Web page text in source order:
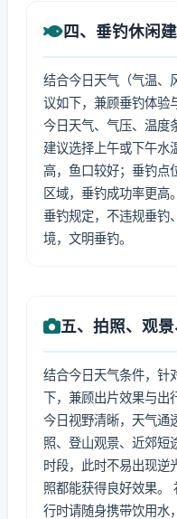
四、垂钓休闲
结合今日天气（气温、
议如下，兼顾垂钓体验
今日天气、气压、温度
建议选择上午或下午水
高，鱼口较好；垂钓点
区域，垂钓成功率更高
垂钓规定，不违规垂钓
境，文明垂钓。
五、拍照、观
结合今日天气条件，针
下，兼顾出片效果与出
今日视野清晰，天气通
照、登山观景、近郊短
时段，此时不易出现逆
照都能获得良好效果。
行时请随身携带饮用水